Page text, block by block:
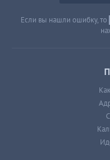
Если вы нашли ошибку, то